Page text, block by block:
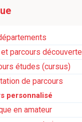
parcours découverte
études (cursus)
de parcours
personnalisé
en amateur